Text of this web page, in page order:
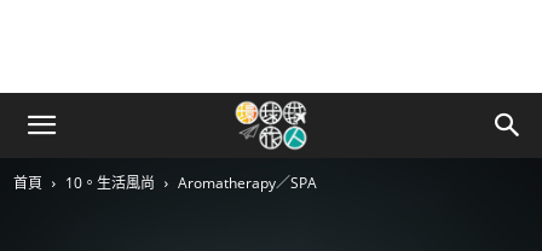
首頁 10。生活風尚 Aromatherapy／SPA